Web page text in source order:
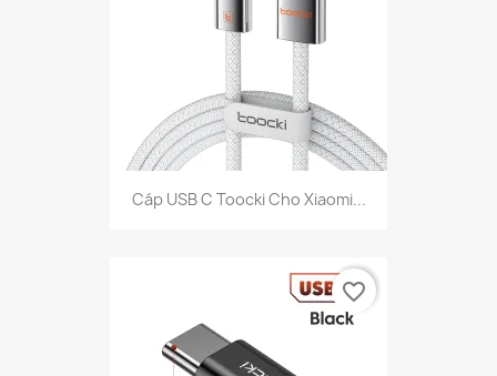
Cáp USB C Toocki Cho Xiaomi...
favorite_border